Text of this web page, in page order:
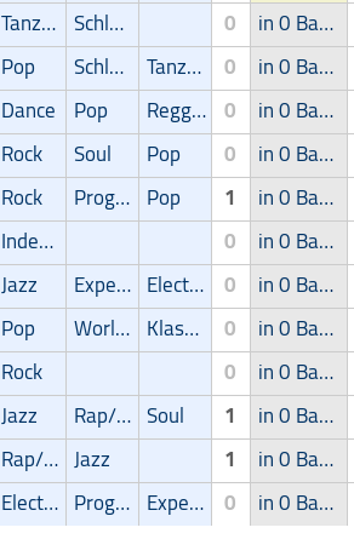
Tanz/Unterhaltungsmusik Schlager 0 in 0 Band
Pop Schlager Tanz/Unterhaltungsmusik 0 in 0 Band
Dance Pop Reggae 0 in 0 Band
Rock Soul Pop 0 in 0 Band
Rock Progressive Pop 1 in 0 Band
Independent 0 in 0 Band
Jazz Experimental Electronic 0 in 0 Band
Pop World Music Klassik 0 in 0 Band
Rock 0 in 0 Band
Jazz Rap/Hip-Hop/RnB Soul 1 in 0 Band
Rap/Hip-Hop/RnB Jazz 1 in 0 Band
Electronic Progressive Experimental 0 in 0 Band